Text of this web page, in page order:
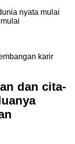
nyata mulai
karir
dan cita-